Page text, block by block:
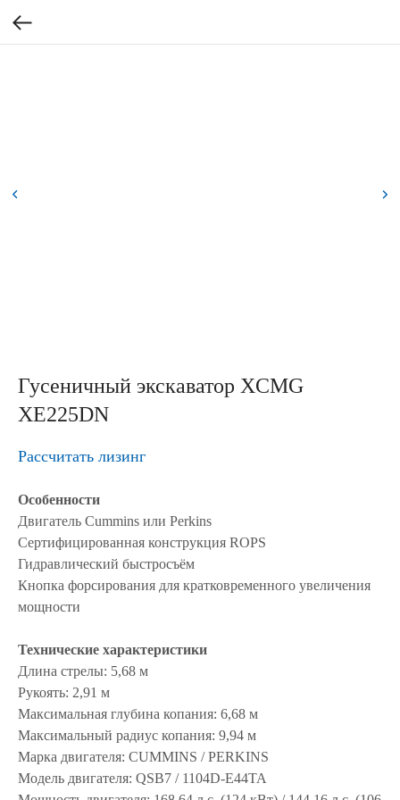
Гусеничный экскаватор XCMG
XE225DN
Рассчитать лизинг
Особенности
Двигатель Cummins или Perkins
Сертифицированная конструкция ROPS
Гидравлический быстросъём
Кнопка форсирования для кратковременного увеличения
мощности
Технические характеристики
Длина стрелы: 5,68 м
Рукоять: 2,91 м
Максимальная глубина копания: 6,68 м
Максимальный радиус копания: 9,94 м
Марка двигателя: CUMMINS / PERKINS
Модель двигателя: QSB7 / 1104D-E44TA